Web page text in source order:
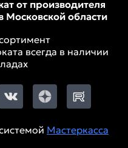
от производителя
Московской области
всегда в наличии
Мастеркасса